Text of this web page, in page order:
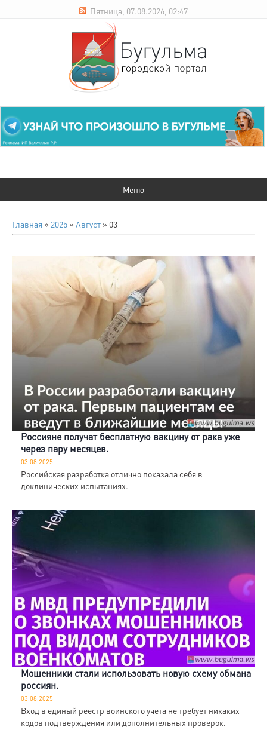
Пятница, 07.08.2026, 02:47
Главная » 2025 » Август » 03
Россияне получат бесплатную вакцину от рака уже
через пару месяцев.
03.08.2025
Российская разработка отлично показала себя в
доклинических испытаниях.
Мошенники стали использовать новую схему обмана
россиян.
03.08.2025
Вход в единый реестр воинского учета не требует никаких
кодов подтверждения или дополнительных проверок.